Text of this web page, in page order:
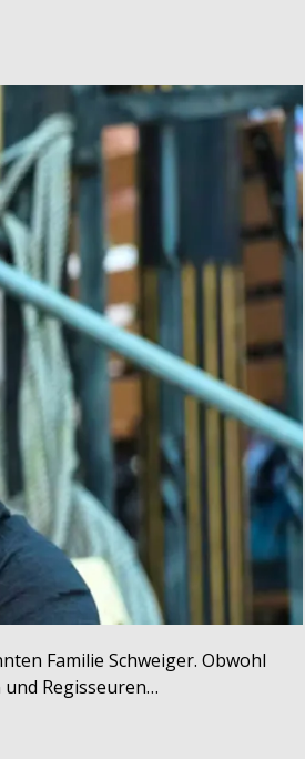
Familie Schweiger. Obwohl
Regisseuren…